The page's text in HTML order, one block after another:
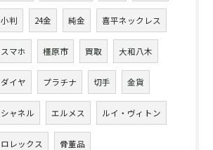
小判 24金 純金 喜平ネックレス
スマホ 橿原市 買取 大和八木
ダイヤ プラチナ 切手 金貨
シャネル エルメス ルイ・ヴィトン
ロレックス 骨董品